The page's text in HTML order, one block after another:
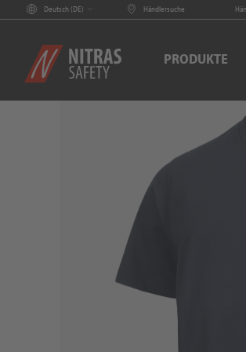
Deutsch (DE) Händlersuche
PRODUKTE